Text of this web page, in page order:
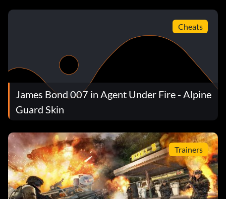
Cheats
James Bond 007 in Agent Under Fire - Alpine
Guard Skin
Trainers